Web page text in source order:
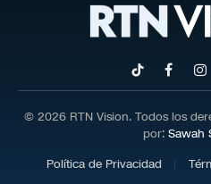
TikTok
© 2026 RTN Vision. Todos los
por: Sawah
Política de Privacidad